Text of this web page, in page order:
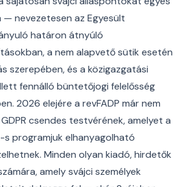
— nevezetesen az Egyesült
határon átnyúló
a nem alapvető sütik esetén
szerepében, és a közigazgatási
fennálló büntetőjogi felelősség
2026 elejére a revFADP már nem
csendes testvérének, amelyet a
s programjuk elhanyagolható
Minden olyan kiadó, hirdetők
amely svájci személyek